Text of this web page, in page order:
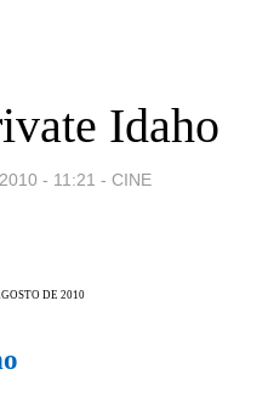
Idaho
- 11:21 - CINE
DE 2010